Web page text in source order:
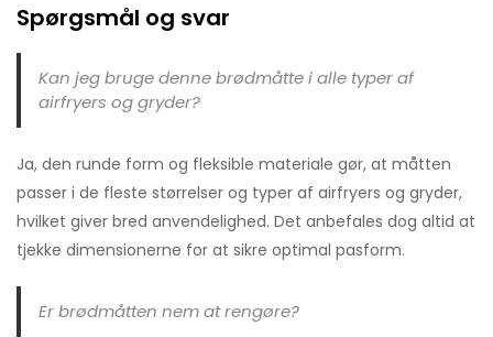
Spørgsmål og svar
Kan jeg bruge denne brødmåtte i alle typer af
airfryers og gryder?
Ja, den runde form og fleksible materiale gør, at måtten
passer i de fleste størrelser og typer af airfryers og gryder,
hvilket giver bred anvendelighed. Det anbefales dog altid at
tjekke dimensionerne for at sikre optimal pasform.
Er brødmåtten nem at rengøre?